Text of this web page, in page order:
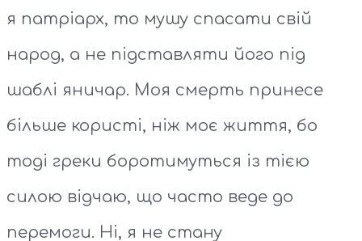
я патріарх, то мушу спасати свій
народ, а не підставляти його під
шаблі яничар. Моя смерть принесе
більше користі, ніж моє життя, бо
тоді греки боротимуться із тією
силою відчаю, що часто веде до
перемоги. Ні, я не стану